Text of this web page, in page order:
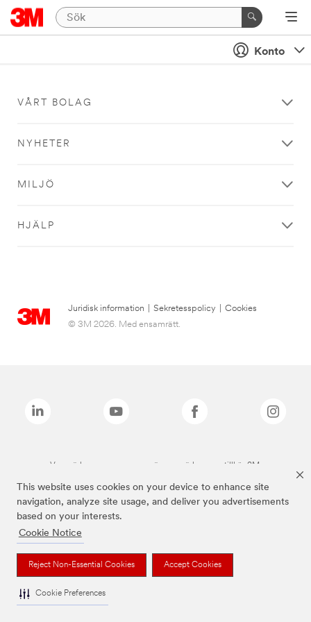
This website uses cookies on your device to enhance site
navigation, analyze site usage, and deliver you advertisements
based on your interests.
Cookie Notice
Reject Non-Essential Cookies Accept Cookies
Cookie Preferences
Konto
VÅRT BOLAG
NYHETER
MILJÖ
HJÄLP
Juridisk information Sekretesspolicy
Cookies
© 3M 2026. Med ensamrätt.
Varumärken som anges ovan är varumärken som tillhör 3M.